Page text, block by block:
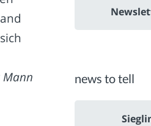
Mann
news to tell